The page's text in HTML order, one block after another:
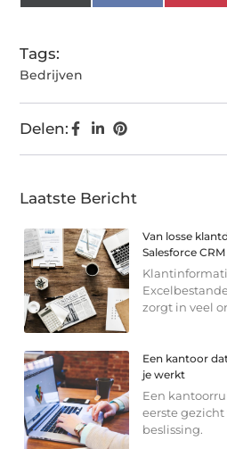
(Twitter)
Tags:
Bedrijven
Delen:
Laatste Bericht
Van losse
Salesforce CRM
zorgt in veel
Een kantoor
je werkt
Een
eerste
beslissing.